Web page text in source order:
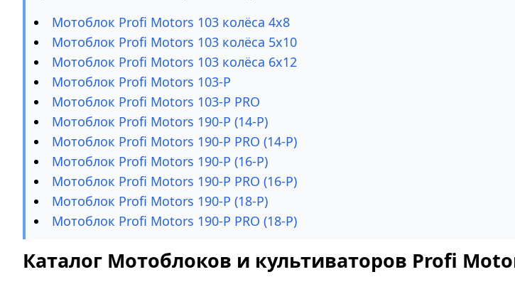
Мотоблок Profi Motors 103 колёса 4х8
Мотоблок Profi Motors 103 колёса 5х10
Мотоблок Profi Motors 103 колёса 6х12
Мотоблок Profi Motors 103-P
Мотоблок Profi Motors 103-P PRO
Мотоблок Profi Motors 190-P (14-P)
Мотоблок Profi Motors 190-P PRO (14-P)
Мотоблок Profi Motors 190-P (16-P)
Мотоблок Profi Motors 190-P PRO (16-P)
Мотоблок Profi Motors 190-P (18-P)
Мотоблок Profi Motors 190-P PRO (18-P)
Каталог Мотоблоков и культиваторов Profi